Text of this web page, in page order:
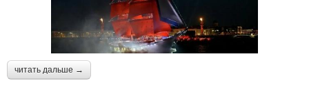
читать дальше →